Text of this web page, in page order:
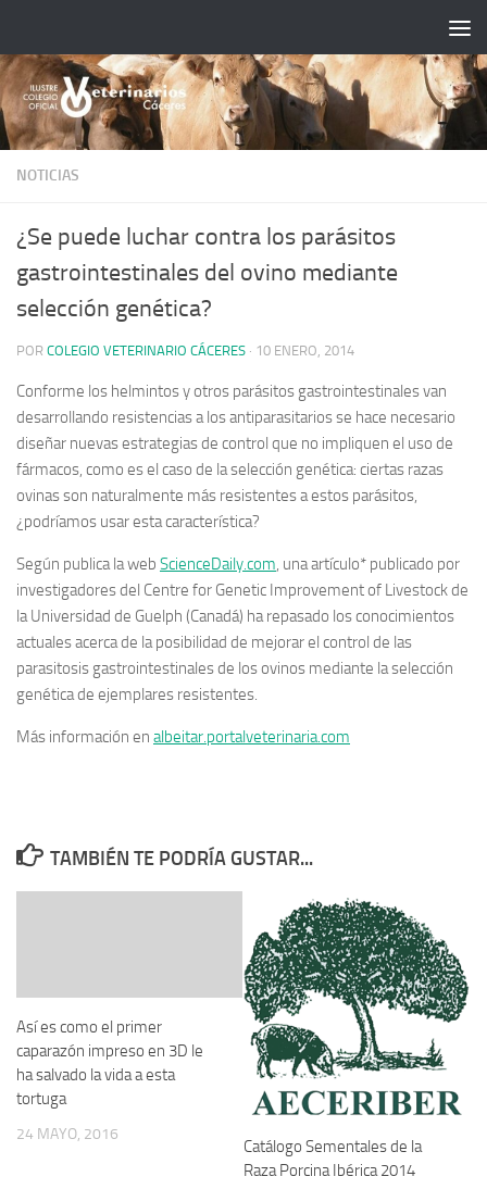
NOTICIAS
¿Se puede luchar contra los parásitos
gastrointestinales del ovino mediante
selección genética?
POR COLEGIO VETERINARIO CÁCERES · 10 ENERO, 2014
Conforme los helmintos y otros parásitos gastrointestinales van
desarrollando resistencias a los antiparasitarios se hace necesario
diseñar nuevas estrategias de control que no impliquen el uso de
fármacos, como es el caso de la selección genética: ciertas razas
ovinas son naturalmente más resistentes a estos parásitos,
¿podríamos usar esta característica?
Según publica la web ScienceDaily.com , una artículo* publicado por
investigadores del Centre for Genetic Improvement of Livestock de
la Universidad de Guelph (Canadá) ha repasado los conocimientos
actuales acerca de la posibilidad de mejorar el control de las
parasitosis gastrointestinales de los ovinos mediante la selección
genética de ejemplares resistentes.
Más información en albeitar.portalveterinaria.com
TAMBIÉN TE PODRÍA GUSTAR...
Así es como el primer
caparazón impreso en 3D le
ha salvado la vida a esta
tortuga
24 MAYO, 2016
Catálogo Sementales de la
Raza Porcina Ibérica 2014